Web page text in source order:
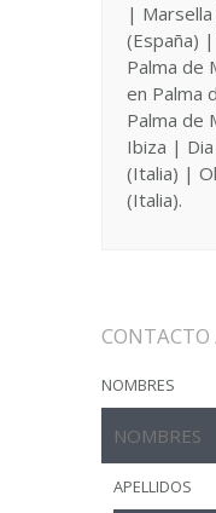
| Marsella
(España)
Palma de
en Palma
Palma de
Ibiza |
(Italia) |
(Italia).
CONTACTO
NOMBRES
APELLIDOS